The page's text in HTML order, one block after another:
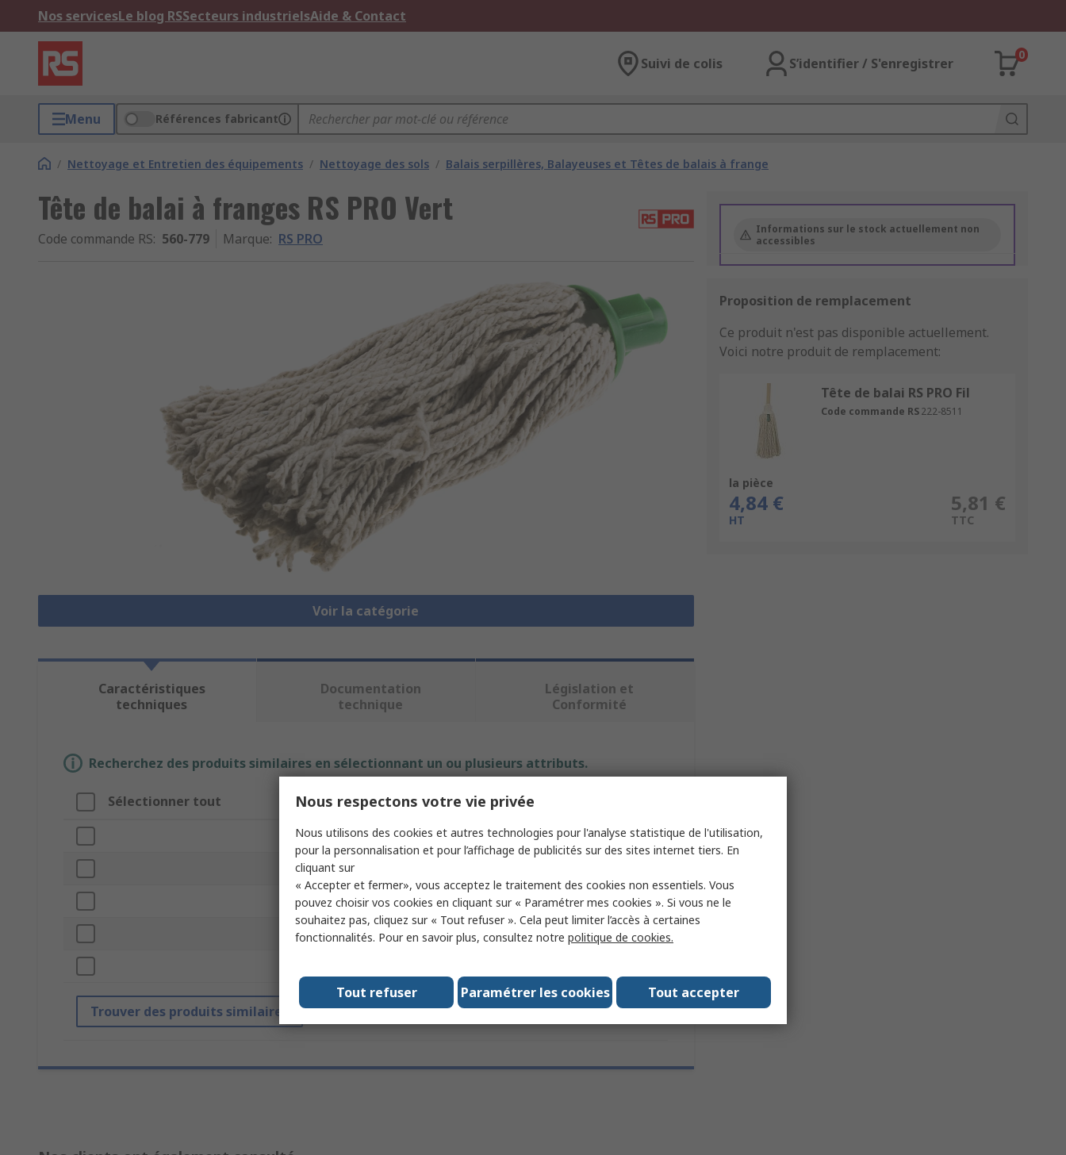
Nos servicesLe blog RSSecteurs industrielsAide & Contact
Suivi de colis S’identifier / S'enregistrer
0
Menu Références fabricant
/ Nettoyage et Entretien des équipements / Nettoyage des sols / Balais serpillères, Balayeuses et Têtes de balais à frange
Tête de balai à franges RS PRO Vert
Code commande RS: 560-779 Marque: RS PRO
Voir la catégorie
Informations sur le stock actuellement non
accessibles
Proposition de remplacement
Ce produit n'est pas disponible actuellement.
Voici notre produit de remplacement:
Tête de balai RS PRO Fil
Code commande RS222-8511
la pièce
4,84 €
HT
5,81 €
TTC
Caractéristiques
techniques
Documentation
technique
Législation et
Conformité
Recherchez des produits similaires en sélectionnant un ou plusieurs attributs.
Sélectionner tout Attribut Valeur
Marque RS PRO
Type
Matériau fil
Couleur Vert
Trouver des produits similaires
Nous respectons votre vie privée
Nous utilisons des cookies et autres technologies pour l'analyse statistique de l'utilisation,
pour la personnalisation et pour l’affichage de publicités sur des sites internet tiers. En
cliquant sur
« Accepter et fermer», vous acceptez le traitement des cookies non essentiels. Vous
pouvez choisir vos cookies en cliquant sur « Paramétrer mes cookies ». Si vous ne le
souhaitez pas, cliquez sur « Tout refuser ». Cela peut limiter l’accès à certaines
fonctionnalités. Pour en savoir plus, consultez notre politique de cookies.
Tout accepter
Paramétrer les cookies
Tout refuser